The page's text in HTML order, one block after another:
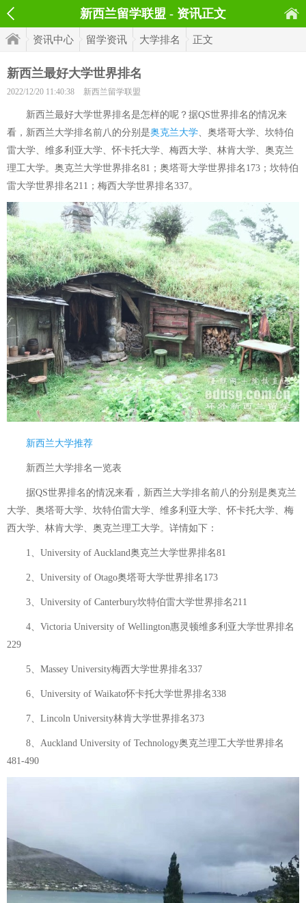
新西兰留学联盟 - 资讯正文
资讯中心 留学资讯 大学排名 正文
新西兰最好大学世界排名
2022/12/20 11:40:38 新西兰留学联盟
新西兰最好大学世界排名是怎样的呢？据QS世界排名的情况来
看，新西兰大学排名前八的分别是奥克兰大学、奥塔哥大学、坎特伯
雷大学、维多利亚大学、怀卡托大学、梅西大学、林肯大学、奥克兰
理工大学。奥克兰大学世界排名81；奥塔哥大学世界排名173；坎特伯
雷大学世界排名211；梅西大学世界排名337。
新西兰大学推荐
新西兰大学排名一览表
据QS世界排名的情况来看，新西兰大学排名前八的分别是奥克兰
大学、奥塔哥大学、坎特伯雷大学、维多利亚大学、怀卡托大学、梅
西大学、林肯大学、奥克兰理工大学。详情如下：
1、University of Auckland奥克兰大学世界排名81
2、University of Otago奥塔哥大学世界排名173
3、University of Canterbury坎特伯雷大学世界排名211
4、Victoria University of Wellington惠灵顿维多利亚大学世界排名
229
5、Massey University梅西大学世界排名337
6、University of Waikato怀卡托大学世界排名338
7、Lincoln University林肯大学世界排名373
8、Auckland University of Technology奥克兰理工大学世界排名
481-490